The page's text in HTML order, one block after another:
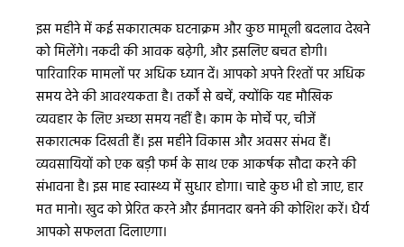
इस महीने में कई सकारात्मक घटनाक्रम और कुछ मामूली बदलाव देखने
को मिलेंगे। नकदी की आवक बढ़ेगी, और इसलिए बचत होगी।
पारिवारिक मामलों पर अधिक ध्यान दें। आपको अपने रिश्तों पर अधिक
समय देने की आवश्यकता है। तर्कों से बचें, क्योंकि यह मौखिक
व्यवहार के लिए अच्छा समय नहीं है। काम के मोर्चे पर, चीजें
सकारात्मक दिखती हैं। इस महीने विकास और अवसर संभव हैं।
व्यवसायियों को एक बड़ी फर्म के साथ एक आकर्षक सौदा करने की
संभावना है। इस माह स्वास्थ्य में सुधार होगा। चाहे कुछ भी हो जाए, हार
मत मानो। खुद को प्रेरित करने और ईमानदार बनने की कोशिश करें। धैर्य
आपको सफलता दिलाएगा।